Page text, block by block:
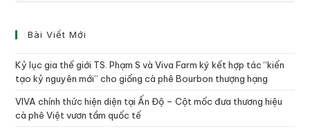
Bài Viết Mới
Kỷ lục gia thế giới TS. Phạm S và Viva Farm ký kết hợp tác “kiến
tạo kỷ nguyên mới” cho giống cà phê Bourbon thượng hạng
VIVA chính thức hiện diện tại Ấn Độ – Cột mốc đưa thương hiệu
cà phê Việt vươn tầm quốc tế